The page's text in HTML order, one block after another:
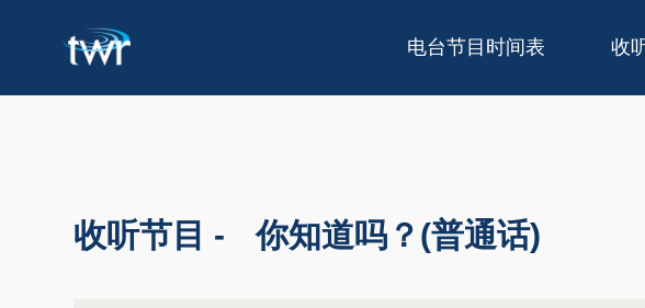
电台节目时间表 收
收听节目 - 你知道吗？(普通话)